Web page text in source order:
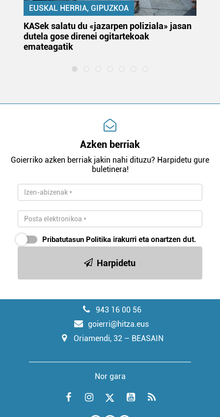
EUSKAL HERRIA, GIPUZKOA
KASek salatu du «jazarpen poliziala» jasan
dutela gose direnei ogitartekoak
emateagatik
Azken berriak
Goierriko azken berriak jakin nahi dituzu? Harpidetu gure
buletinera!
Pribatutasun Politika irakurri eta onartzen dut.
Harpidetu
943 16 00 56
goierri@hitza.eus
Oriamendi, 32 – BEASAIN
Nor gara